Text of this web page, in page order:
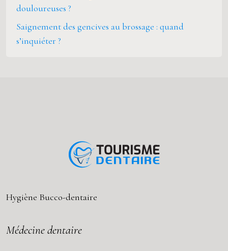
douloureuses ?
Saignement des gencives au brossage : quand
s’inquiéter ?
Hygiène Bucco-dentaire
Médecine dentaire